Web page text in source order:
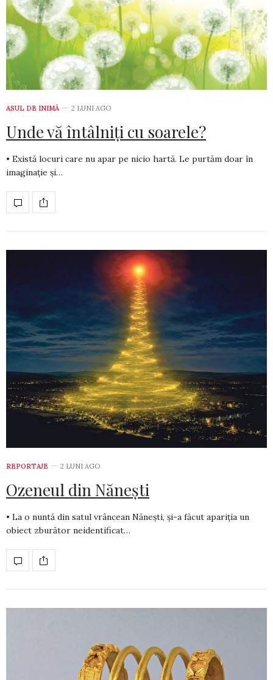
ASUL DE INIMĂ 2 LUNI AGO
Unde vă întâlniți cu soarele?
• Există locuri care nu apar pe nicio hartă. Le purtăm doar în
ima­ginație și…
REPORTAJE 2 LUNI AGO
Ozeneul din Nănești
• La o nuntă din satul vrâncean Nănești, și-a făcut apariția un
obiect zburător neidentificat…